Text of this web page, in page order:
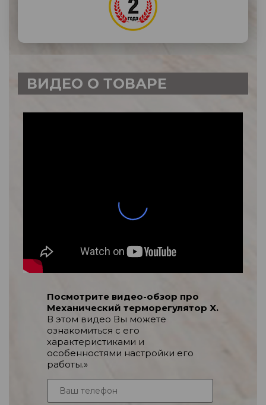
ВИДЕО О ТОВАРЕ
Посмотрите видео-обзор про
Механический терморегулятор X.
В этом видео Вы можете
ознакомиться с его
характеристиками и
особенностями настройки его
работы.»